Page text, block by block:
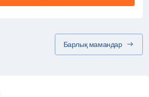
Барлық мамандар